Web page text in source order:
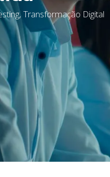
,Transformação Digital